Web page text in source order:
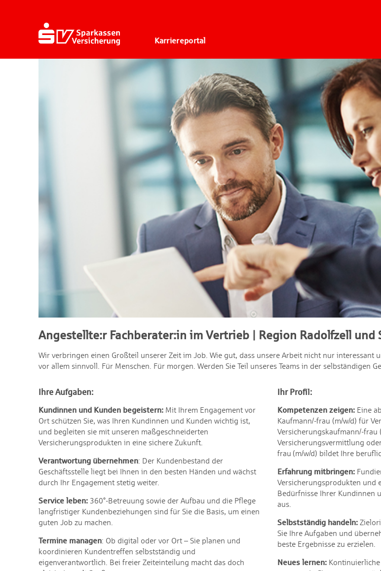
Karriereportal
Angestellte:r Fachberater:in im Vertrieb | Region Radolfzell und
Wir verbringen einen Großteil unserer Zeit im Job. Wie gut, dass unsere Arbeit nicht nur interessant
vor allem sinnvoll. Für Menschen. Für morgen. Werden Sie Teil unseres Teams in der selbständigen
Ihre Aufgaben:
Kundinnen und Kunden begeistern:Mit Ihrem Engagement vor
Ort schützen Sie, was Ihren Kundinnen und Kunden wichtig ist,
und begleiten sie mit unseren maßgeschneiderten
Versicherungsprodukten in eine sichere Zukunft.
Verantwortung übernehmen: Der Kundenbestand der
Geschäftsstelle liegt bei Ihnen in den besten Händen und wächst
durch Ihr Engagement stetig weiter.
Service leben:360°-Betreuung sowie der Aufbau und die Pflege
langfristiger Kundenbeziehungen sind für Sie die Basis, um einen
guten Job zu machen.
Termine managen: Ob digital oder vor Ort – Sie planen und
koordinieren Kundentreffen selbstständig und
eigenverantwortlich. Bei freier Zeiteinteilung macht das doch
Ihr Profil:
Kompetenzen zeigen: Eine
Kaufmann/-frau (m/w/d) für
Versicherungskaufmann/-frau
Versicherungsvermittlung
frau (m/w/d) bildet Ihre
Erfahrung mitbringen:
Versicherungsprodukten und
Bedürfnisse Ihrer Kundinnen
aus.
Selbstständig handeln:
Sie Ihre Aufgaben und
beste Ergebnisse zu erzielen.
Neues lernen: